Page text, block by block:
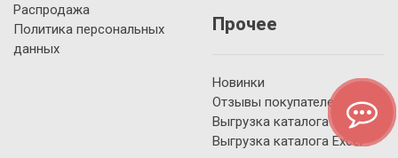
Распродажа
Политика персональных
данных
Прочее
Новинки
Отзывы покупателей
Выгрузка каталога YML
Выгрузка каталога Excel